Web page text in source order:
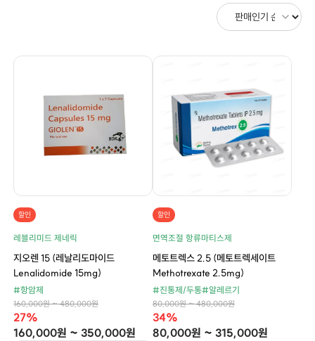
할인
레블리미드 제네릭
지오렌 15 (레날리도마이드
Lenalidomide 15mg)
#항암제
160,000원 ~ 480,000원
27%
160,000원 ~ 350,000원
할인
면역조절 항류마티스제
메토트렉스 2.5 (메토트렉세이트
Methotrexate 2.5mg)
#진통제/두통#알레르기
80,000원 ~ 480,000원
34%
80,000원 ~ 315,000원